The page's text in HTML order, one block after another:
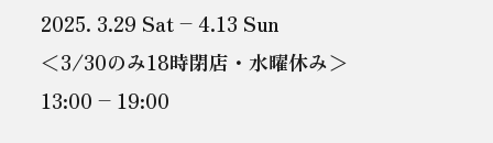
2025. 3.29 Sat – 4.13 Sun
＜3/30のみ18時閉店・水曜休み＞
13:00 – 19:00